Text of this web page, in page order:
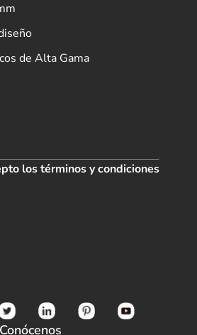
de Alta Gama
los términos y condiciones
Conócenos